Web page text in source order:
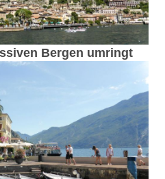
Bergen umringt